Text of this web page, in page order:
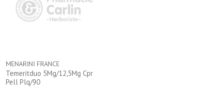
MENARINI FRANCE
Temeritduo 5Mg/12,5Mg Cpr
Pell Plq/90